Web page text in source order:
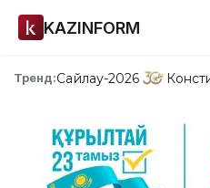
KAZINFORM
Тренд:Сайлау-2026